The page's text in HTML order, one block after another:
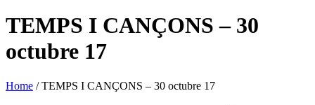
TEMPS I CANÇONS – 30
octubre 17
Home /TEMPS I CANÇONS – 30 octubre 17